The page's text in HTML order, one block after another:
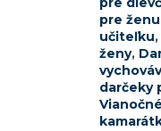
pre ženu
učiteľku,
ženy,
darčeky